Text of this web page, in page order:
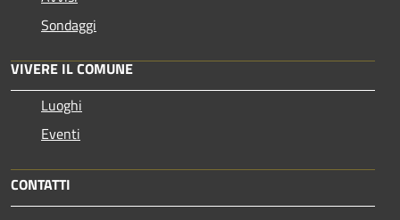
Sondaggi
VIVERE IL COMUNE
Luoghi
Eventi
CONTATTI